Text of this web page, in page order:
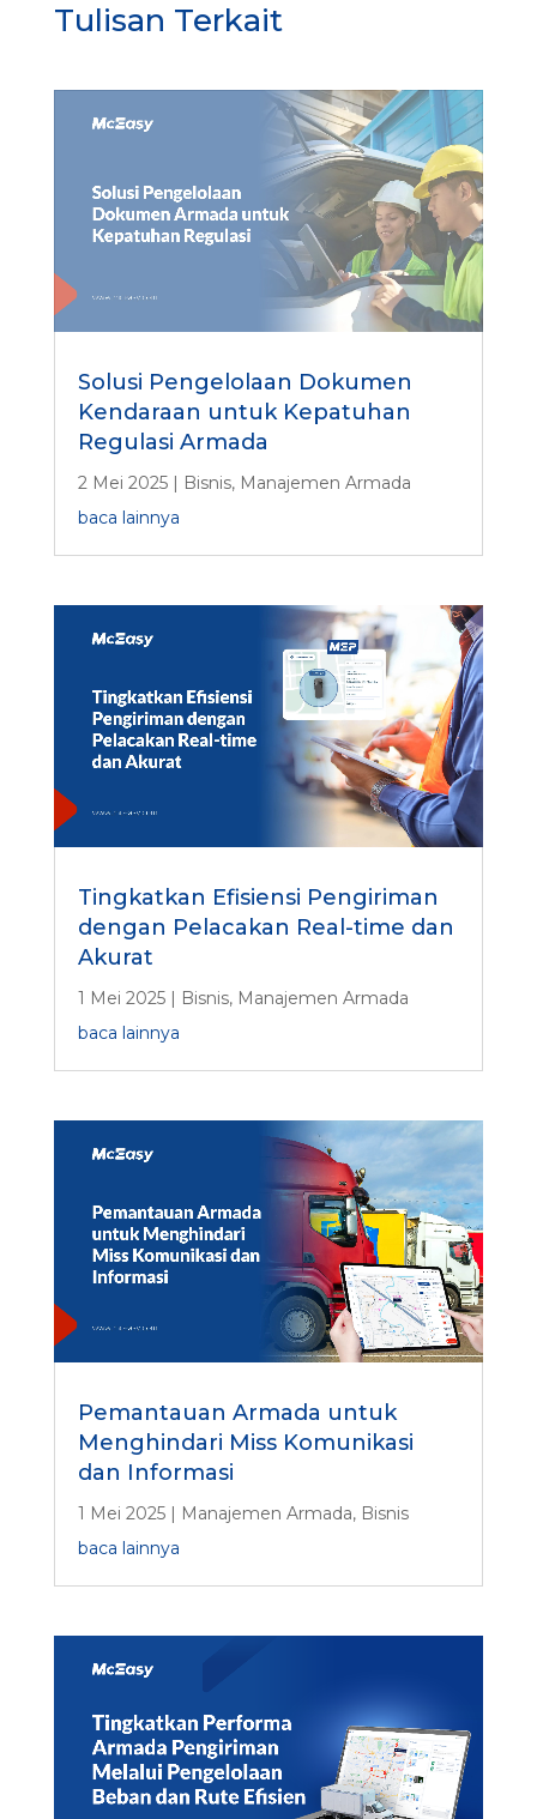
Tulisan Terkait
Solusi Pengelolaan Dokumen
Kendaraan untuk Kepatuhan
Regulasi Armada
2 Mei 2025| Bisnis, Manajemen Armada
baca lainnya
Tingkatkan Efisiensi Pengiriman
dengan Pelacakan Real-time dan
Akurat
1 Mei 2025| Bisnis, Manajemen Armada
baca lainnya
Pemantauan Armada untuk
Menghindari Miss Komunikasi
dan Informasi
1 Mei 2025| Manajemen Armada, Bisnis
baca lainnya